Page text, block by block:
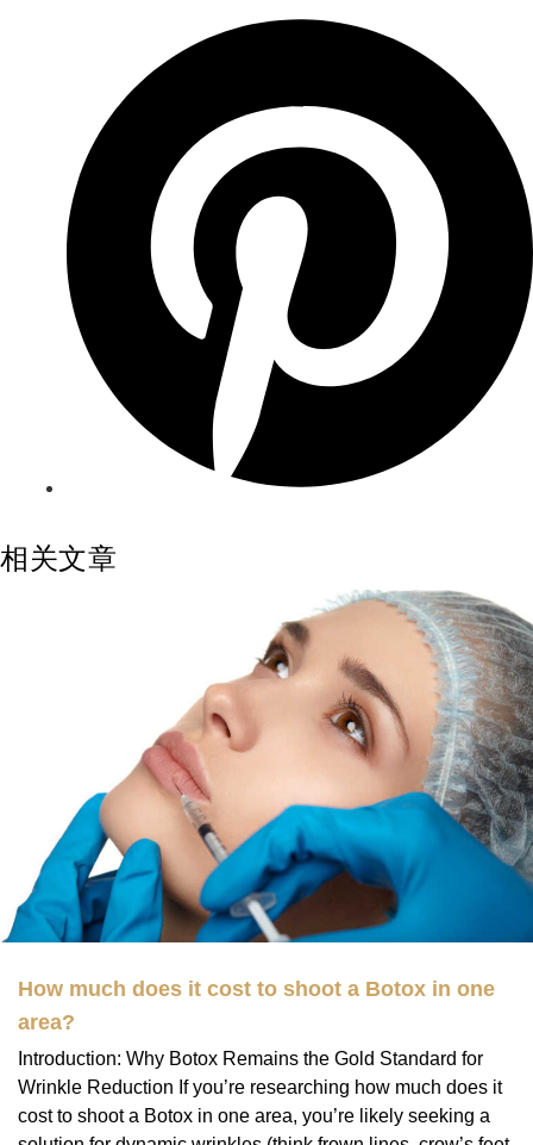
相关文章
How much does it cost to shoot a Botox in one
area?
Introduction: Why Botox Remains the Gold Standard for
Wrinkle Reduction If you’re researching how much does it
cost to shoot a Botox in one area, you’re likely seeking a